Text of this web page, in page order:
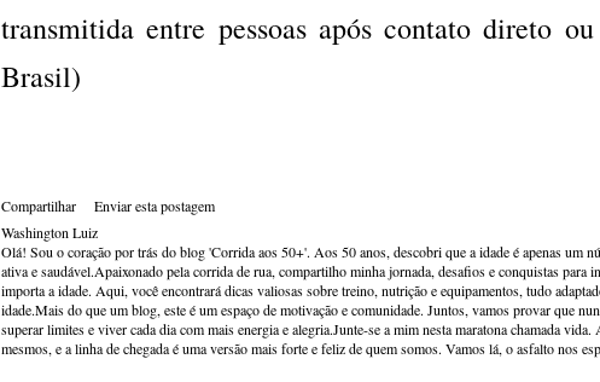
transmitida entre pessoas após contato direto
Brasil)
Compartilhar
Enviar esta postagem
Washington Luiz
Olá! Sou o coração por trás do blog 'Corrida aos 50+'. Aos 50 anos, descobri que a idade é apenas um
ativa e saudável.Apaixonado pela corrida de rua, compartilho minha jornada, desafios e conquistas para
importa a idade. Aqui, você encontrará dicas valiosas sobre treino, nutrição e equipamentos, tudo
idade.Mais do que um blog, este é um espaço de motivação e comunidade. Juntos, vamos provar que
superar limites e viver cada dia com mais energia e alegria.Junte-se a mim nesta maratona chamada
mesmos, e a linha de chegada é uma versão mais forte e feliz de quem somos. Vamos lá, o asfalto nos